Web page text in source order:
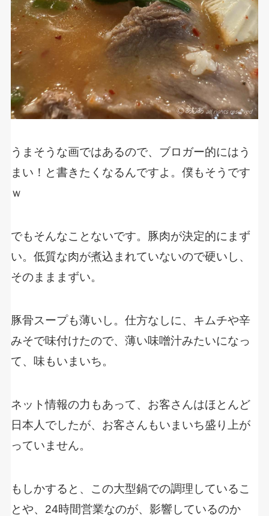
うまそうな画ではあるので、ブロガー的にはう
まい！と書きたくなるんですよ。僕もそうです
ｗ
でもそんなことないです。豚肉が決定的にまず
い。低質な肉が煮込まれていないので硬いし、
そのまままずい。
豚骨スープも薄いし。仕方なしに、キムチや辛
みそで味付けたので、薄い味噌汁みたいになっ
て、味もいまいち。
ネット情報の力もあって、お客さんはほとんど
日本人でしたが、お客さんもいまいち盛り上が
っていません。
もしかすると、この大型鍋での調理しているこ
とや、24時間営業なのが、影響しているのか